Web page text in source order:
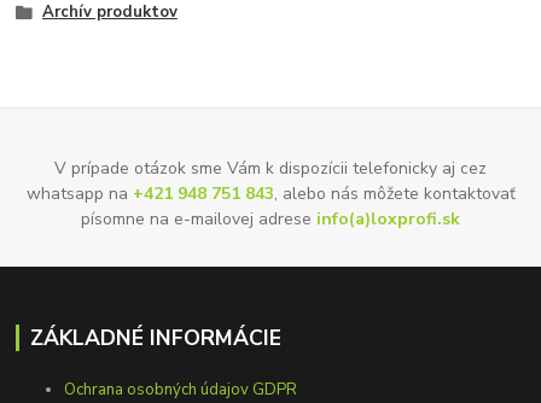
Archív produktov
V prípade otázok sme Vám k dispozícii telefonicky aj cez
whatsapp na +421 948 751 843, alebo nás môžete kontaktovať
písomne na e-mailovej adrese info(a)loxprofi.sk
ZÁKLADNÉ INFORMÁCIE
Ochrana osobných údajov GDPR